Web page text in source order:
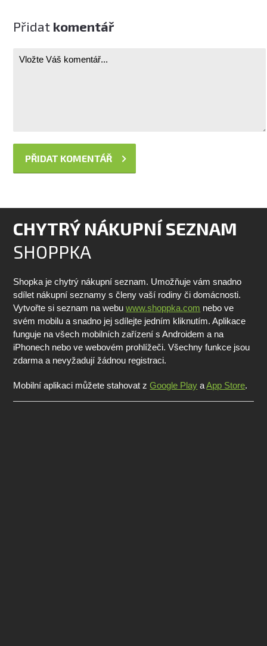
Přidat komentář
CHYTRÝ NÁKUPNÍ SEZNAM
SHOPPKA
Shopka je chytrý nákupní seznam. Umožňuje vám snadno
sdílet nákupní seznamy s členy vaší rodiny či domácnosti.
Vytvořte si seznam na webuwww.shoppka.com nebo ve
svém mobilu a snadno jej sdílejte jedním kliknutím. Aplikace
funguje na všech mobilních zařízení s Androidem a na
iPhonech nebo ve webovém prohlížeči. Všechny funkce jsou
zdarma a nevyžadují žádnou registraci.
Mobilní aplikaci můžete stahovat zGoogle Play aApp Store.